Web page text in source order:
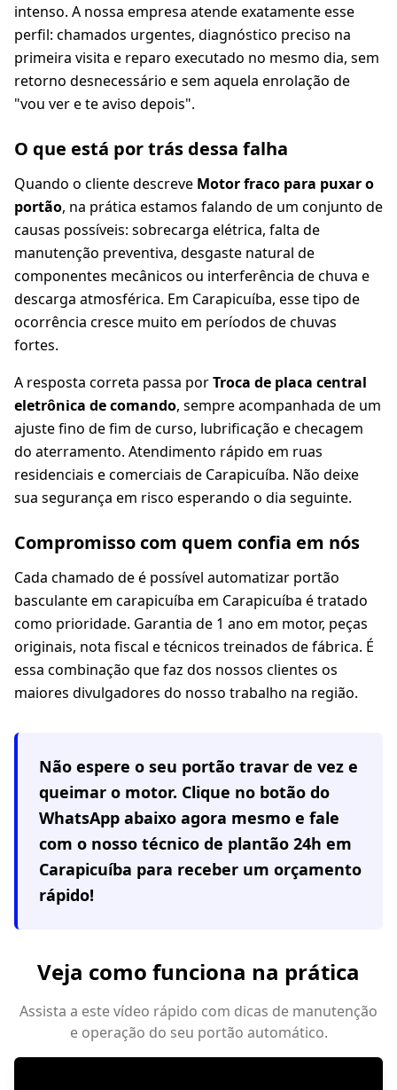
intenso. A nossa empresa atende exatamente esse
perfil: chamados urgentes, diagnóstico preciso na
primeira visita e reparo executado no mesmo dia, sem
retorno desnecessário e sem aquela enrolação de
"vou ver e te aviso depois".
O que está por trás dessa falha
Quando o cliente descreve Motor fraco para puxar o
portão, na prática estamos falando de um conjunto de
causas possíveis: sobrecarga elétrica, falta de
manutenção preventiva, desgaste natural de
componentes mecânicos ou interferência de chuva e
descarga atmosférica. Em Carapicuíba, esse tipo de
ocorrência cresce muito em períodos de chuvas
fortes.
A resposta correta passa porTroca de placa central
eletrônica de comando, sempre acompanhada de um
ajuste fino de fim de curso, lubrificação e checagem
do aterramento. Atendimento rápido em ruas
residenciais e comerciais de Carapicuíba. Não deixe
sua segurança em risco esperando o dia seguinte.
Compromisso com quem confia em nós
Cada chamado de é possível automatizar portão
basculante em carapicuíba em Carapicuíba é tratado
como prioridade. Garantia de 1 ano em motor, peças
originais, nota fiscal e técnicos treinados de fábrica. É
essa combinação que faz dos nossos clientes os
maiores divulgadores do nosso trabalho na região.
Não espere o seu portão travar de vez e
queimar o motor. Clique no botão do
WhatsApp abaixo agora mesmo e fale
com o nosso técnico de plantão 24h em
Carapicuíba para receber um orçamento
rápido!
Veja como funciona na prática
Assista a este vídeo rápido com dicas de manutenção
e operação do seu portão automático.